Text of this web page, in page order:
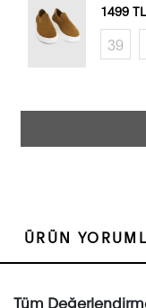
1499 TL
39
ÜRÜN
Tüm